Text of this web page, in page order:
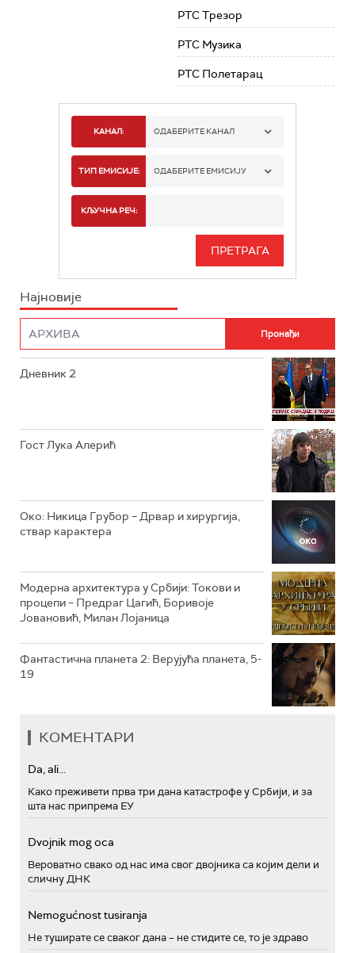
РТС Трезор
РТС Музика
РТС Полетарац
КАНАЛ: ОДАБЕРИТЕ КАНАЛ
РТС 1
РТС 3
ТИП ЕМИСИЈЕ: ОДАБЕРИТЕ ЕМИСИЈУ
ИНФО
КЉУЧНА РЕЧ:
Најновије
Дневник 2
Гост Лука Алерић
Око: Никица Грубор – Дрвар и хирургија,
ствар карактера
Модерна архитектура у Србији: Токови и
процепи – Предраг Цагић, Боривоје
Јовановић, Милан Лојаница
Фантастична планета 2: Верујућа планета, 5-
19
КОМЕНТАРИ
Da, ali...
Како преживети прва три дана катастрофе у Србији, и за
шта нас припрема ЕУ
Dvojnik mog oca
Вероватно свако од нас има свог двојника са којим дели и
сличну ДНК
Nemogućnost tusiranja
Не туширате се сваког дана – не стидите се, то је здраво